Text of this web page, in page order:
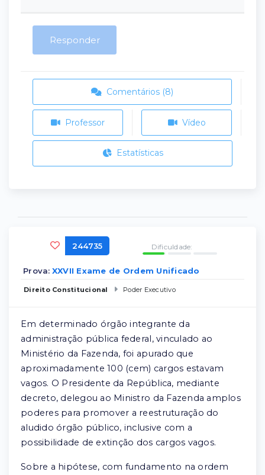
Responder
Comentários (8)
Professor Vídeo
Estatísticas
244735 Dificuldade:
Prova: XXVII Exame de Ordem Unificado
Direito Constitucional Poder Executivo
Em determinado órgão integrante da
administração pública federal, vinculado ao
Ministério da Fazenda, foi apurado que
aproximadamente 100 (cem) cargos estavam
vagos. O Presidente da República, mediante
decreto, delegou ao Ministro da Fazenda amplos
poderes para promover a reestruturação do
aludido órgão público, inclusive com a
possibilidade de extinção dos cargos vagos.
Sobre a hipótese, com fundamento na ordem